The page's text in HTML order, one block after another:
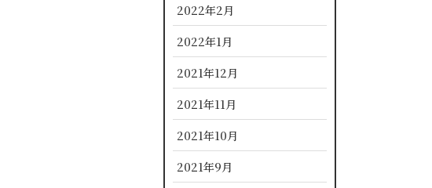
2022年2月
2022年1月
2021年12月
2021年11月
2021年10月
2021年9月